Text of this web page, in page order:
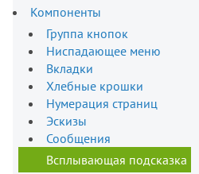
Компоненты
Группа кнопок
Ниспадающее меню
Вкладки
Хлебные крошки
Нумерация страниц
Эскизы
Сообщения
Всплывающая подсказка